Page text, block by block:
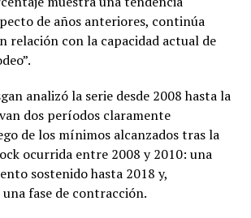
de años anteriores, continúa
relación con la capacidad actual de
analizó la serie desde 2008 hasta la
dos períodos claramente
de los mínimos alcanzados tras la
ocurrida entre 2008 y 2010: una
sostenido hasta 2018 y,
fase de contracción.